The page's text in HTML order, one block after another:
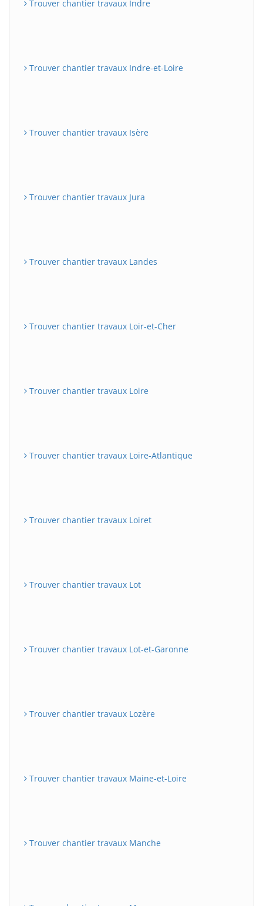
Trouver chantier travaux Indre
Trouver chantier travaux Indre-et-Loire
Trouver chantier travaux Isère
Trouver chantier travaux Jura
Trouver chantier travaux Landes
Trouver chantier travaux Loir-et-Cher
Trouver chantier travaux Loire
Trouver chantier travaux Loire-Atlantique
Trouver chantier travaux Loiret
Trouver chantier travaux Lot
Trouver chantier travaux Lot-et-Garonne
Trouver chantier travaux Lozère
Trouver chantier travaux Maine-et-Loire
Trouver chantier travaux Manche